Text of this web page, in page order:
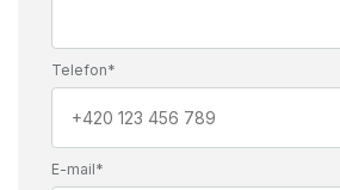
Telefon*
E-mail*